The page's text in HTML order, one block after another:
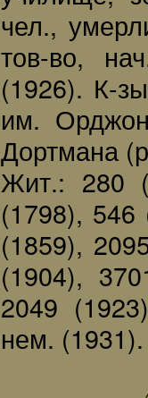
чел.,
тов-во,
(1926). К-
им.
Дортмана
Жит.: 280
(1798),
(1859),
(1904),
2049
нем. (1931).